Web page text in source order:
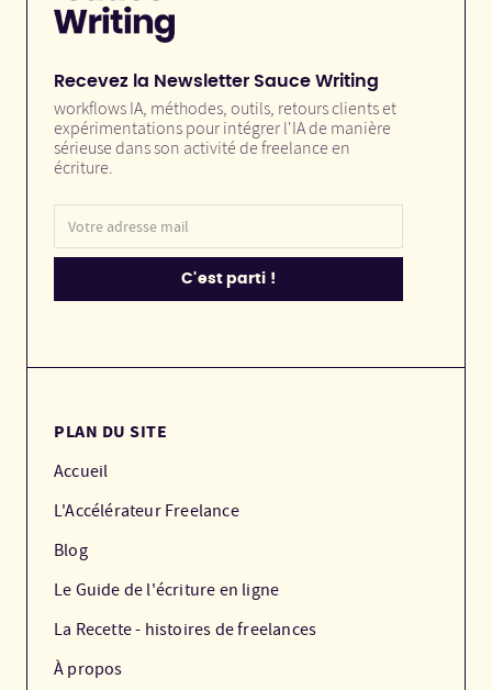
Recevez la Newsletter Sauce Writing
workflows IA, méthodes, outils, retours clients et
expérimentations pour intégrer l'IA de manière
sérieuse dans son activité de freelance en
écriture.
PLAN DU SITE
Accueil
L'Accélérateur Freelance
Blog
Le Guide de l'écriture en ligne
La Recette - histoires de freelances
À propos